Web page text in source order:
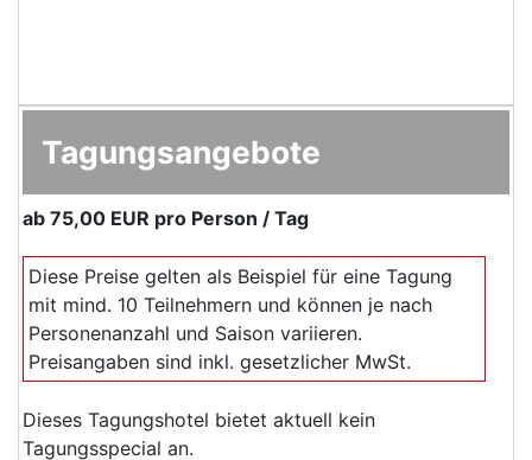
Tagungsangebote
ab 75,00 EUR pro Person / Tag
Diese Preise gelten als Beispiel für eine Tagung
mit mind. 10 Teilnehmern und können je nach
Personenanzahl und Saison variieren.
Preisangaben sind inkl. gesetzlicher MwSt.
Dieses Tagungshotel bietet aktuell kein
Tagungsspecial an.